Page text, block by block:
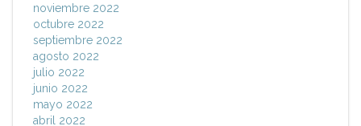
noviembre 2022
octubre 2022
septiembre 2022
agosto 2022
julio 2022
junio 2022
mayo 2022
abril 2022